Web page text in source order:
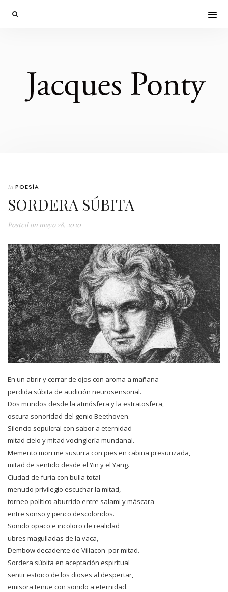
In POESÍA
SORDERA SÚBITA
Posted on mayo 28, 2020
En un abrir y cerrar de ojos con aroma a mañana
perdida súbita de audición neurosensorial.
Dos mundos desde la atmósfera y la estratosfera,
oscura sonoridad del genio Beethoven.
Silencio sepulcral con sabor a eternidad
mitad cielo y mitad vocinglería mundanal.
Memento mori me susurra con pies en cabina presurizada,
mitad de sentido desde el Yin y el Yang.
Ciudad de furia con bulla total
menudo privilegio escuchar la mitad,
torneo político aburrido entre salami y máscara
entre sonso y penco descoloridos.
Sonido opaco e incoloro de realidad
ubres magulladas de la vaca,
Dembow decadente de Villacon por mitad.
Sordera súbita en aceptación espiritual
sentir estoico de los dioses al despertar,
emisora tenue con sonido a eternidad.